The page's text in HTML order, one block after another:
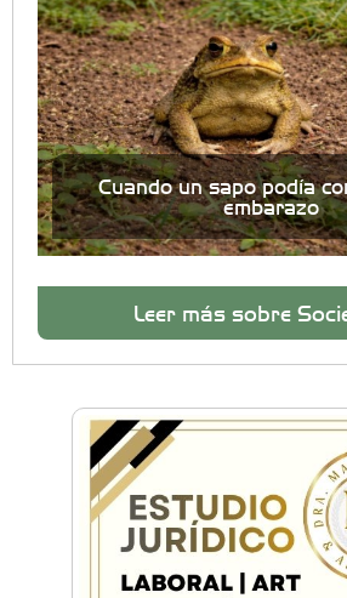
Cuando un sapo podía
embarazo
Leer más sobre